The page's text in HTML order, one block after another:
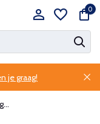
0
je graag!